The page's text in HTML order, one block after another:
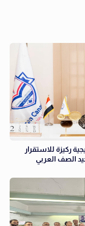
ركيزة للاستقرار
الصف العربي